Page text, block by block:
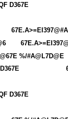
D367E
%/#A@L7D@E
D367E